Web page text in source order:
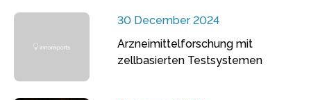
30 December 2024
Arzneimittelforschung mit
zellbasierten Testsystemen